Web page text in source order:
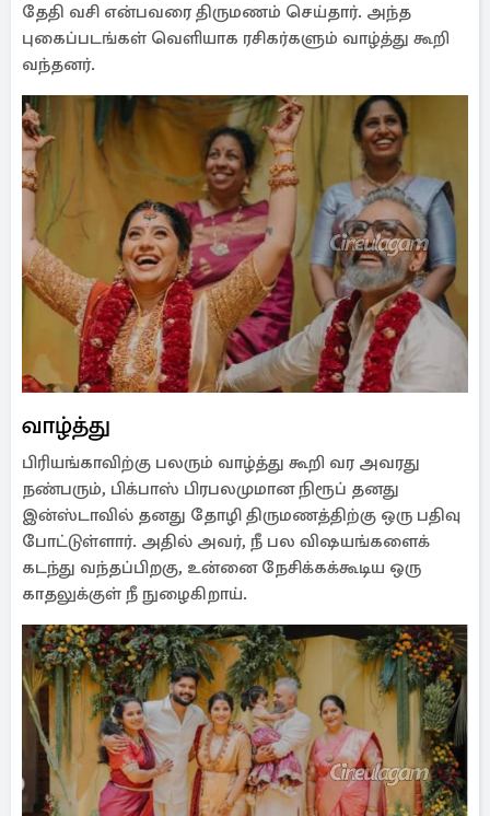
தேதி வசி என்பவரை திருமணம் செய்தார். அந்த
புகைப்படங்கள் வெளியாக ரசிகர்களும் வாழ்த்து கூறி
வந்தனர்.
வாழ்த்து
பிரியங்காவிற்கு பலரும் வாழ்த்து கூறி வர அவரது
நண்பரும், பிக்பாஸ் பிரபலமுமான நிரூப் தனது
இன்ஸ்டாவில் தனது தோழி திருமணத்திற்கு ஒரு பதிவு
போட்டுள்ளார். அதில் அவர், நீ பல விஷயங்களைக்
கடந்து வந்தப்பிறகு, உன்னை நேசிக்கக்கூடிய ஒரு
காதலுக்குள் நீ நுழைகிறாய்.